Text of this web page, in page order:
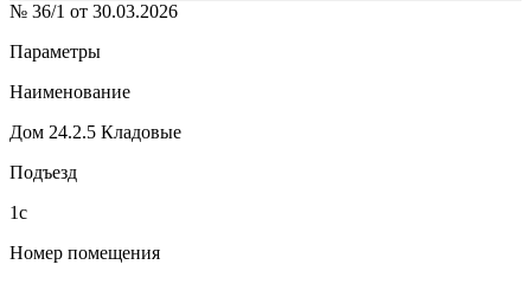
№ 36/1 от 30.03.2026
Параметры
Наименование
Дом 24.2.5 Кладовые
Подъезд
1с
Номер помещения